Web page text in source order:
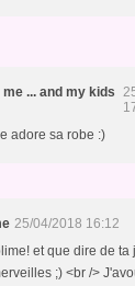
me ... and my kids
adore sa robe :)
25/04/2018 16:12
et que dire de ta
;) <br />